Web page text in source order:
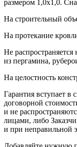
размером 1,0х1,0.
На строительный
На протекание
Не
из пергамина,
На целостность
Гарантия вступает в
договорной
и не
лицами, либо
и при неправильной